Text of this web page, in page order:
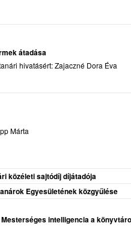
átadása
hivatásért: Zajaczné Dora Éva
Márta
közéleti sajtódíj díjátadója
Egyesületének közgyűlése
Mesterséges intelligencia a